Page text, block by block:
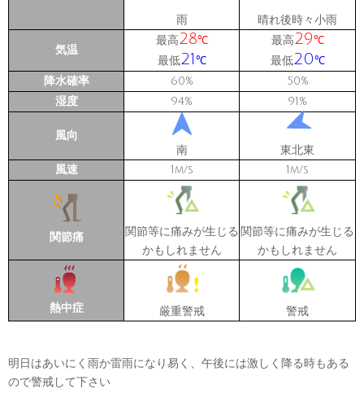
雨 晴れ後時々小雨
気温
最高28℃
最低21 ℃
最高29℃
最低20℃
降水確率 60% 50%
湿度 94% 91 %
風向
南
東北東
風速
1 m/s 1 m/s
関節痛
関節等に痛みが生じる
かもしれません
関節等に痛みが生じる
かもしれません
熱中症 厳重警戒 警戒
明日はあいにく雨か雷雨になり易く、午後には激しく降る時もある
ので警戒して下さい